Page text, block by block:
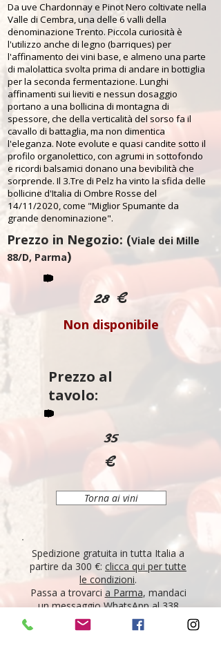
Da uve Chardonnay e Pinot Nero coltivate nella
Valle di Cembra, una delle 6 valli della
denominazione Trento. Piccola curiosità è
l'utilizzo anche di legno (barriques) per
l'affinamento dei vini base, e almeno una parte
di malolattica svolta prima di andare in bottiglia
per la seconda fermentazione. Lunghi
affinamenti sui lieviti e nessun dosaggio
portano a una bollicina di montagna di
spessore, che della verticalità del sorso fa il
cavallo di battaglia, ma non dimentica
l'eleganza. Note evolute e quasi candite sotto il
profilo organolettico, con agrumi in sottofondo
e ricordi balsamici donano una bevibilità che
sorprende. Il 3.Tre di Pelz ha vinto la sfida delle
bollicine d'Italia di Ombre Rosse del
14/11/2020, come "Miglior Spumante da
grande denominazione".
Prezzo in Negozio: (Viale dei Mille
88/D, Parma)
28 €
Non disponibile
Prezzo al
tavolo:
35
€
Torna ai vini
Spedizione gratuita in tutta Italia a
partire da 300 €: clicca qui per tutte
le condizioni.
Passa a trovarci a Parma, mandaci
un messaggioWhatsApp al 338
7784446o scrivici una mail a
info.ombrerosseparma@gmail.com